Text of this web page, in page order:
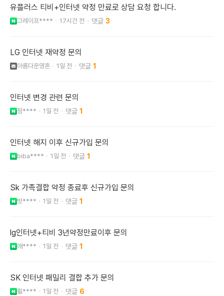
유플러스 티비+인터넷 약정 만료로 상담 요청 합니다.
그레이프**** 17시간 전 3
LG 인터넷 재약정 문의
아름다운영혼 1일 전 1
인터넷 변경 관련 문의
정**** 1일 전 1
인터넷 해지 이후 신규가입 문의
biba**** 1일 전 1
Sk 가족결합 약정 종료후 신규가입 문의
밧**** 1일 전 1
lg인터넷+티비 3년약정만료이후 문의
애**** 1일 전 1
SK 인터넷 패밀리 결합 추가 문의
휠**** 1일 전 6